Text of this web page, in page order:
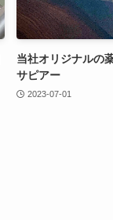
当社オリジナルの
サピアー
2023-07-01